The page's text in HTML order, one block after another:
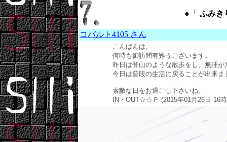
●「 ふみき
コバルト4105 さん
こんばんは。
何時も御訪問有難うございます。
昨日は登山のような散歩をし、無理
今日は普段の生活に戻ることが出来ま
素敵な日をお過ごし下さいね。
IN・OUT☆☆Ｐ (2015年01月26日 16